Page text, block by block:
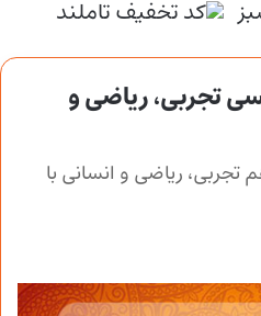
تجربی، ریاضی و
تجربی، ریاضی و انسانی با